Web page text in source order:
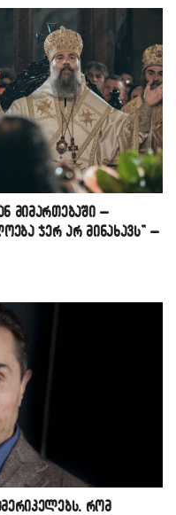
მიმართებაში –
ჯერ არ მინახავს” –
რომ